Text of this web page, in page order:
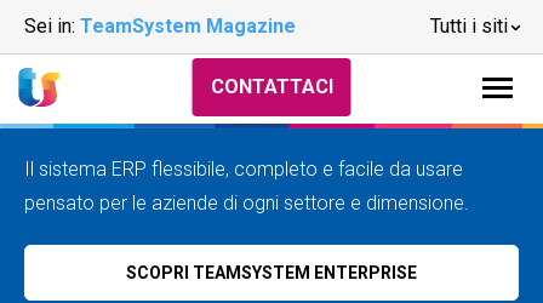
Sei in: TeamSystem Magazine Tutti i siti
CONTATTACI
Il sistema ERP flessibile, completo e facile da usare
pensato per le aziende di ogni settore e dimensione.
SCOPRI TEAMSYSTEM ENTERPRISE